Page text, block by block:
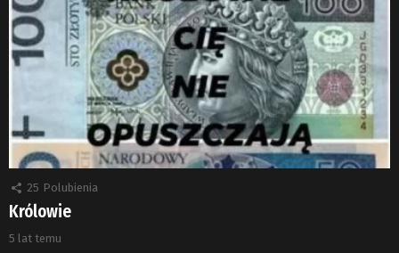
25 Polubienia
Królowie
5 lat temu